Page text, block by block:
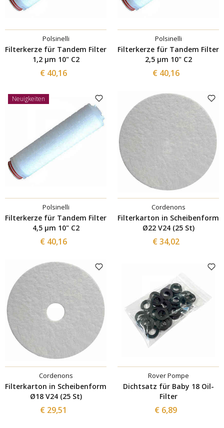
Polsinelli
Filterkerze für Tandem Filter
1,2 µm 10" C2
€ 40,16
Polsinelli
Filterkerze für Tandem Filter
2,5 µm 10" C2
€ 40,16
Neuigkeiten
Polsinelli
Filterkerze für Tandem Filter
4,5 µm 10" C2
€ 40,16
Cordenons
Filterkarton in Scheibenform
Ø22 V24 (25 St)
€ 34,02
Cordenons
Filterkarton in Scheibenform
Ø18 V24 (25 St)
€ 29,51
Rover Pompe
Dichtsatz für Baby 18 Oil-
Filter
€ 6,89